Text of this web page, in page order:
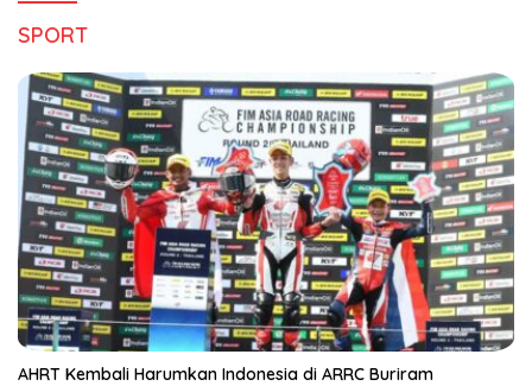
SPORT
AHRT Kembali Harumkan Indonesia di ARRC Buriram